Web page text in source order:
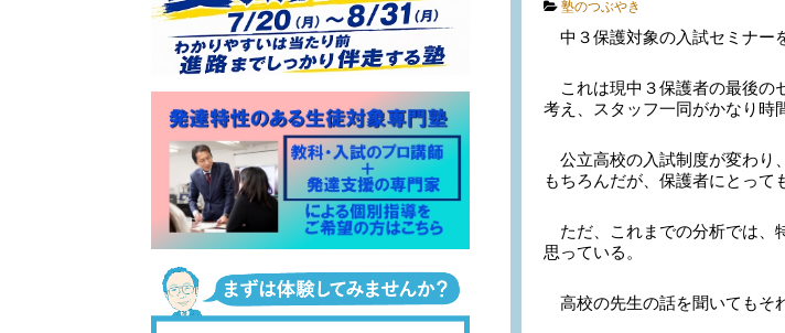
Categories:
塾のつぶやき
中３保護対象の入試セミナー
これは現中３保護者の最後の
考え、スタッフ一同がかなり時
公立高校の入試制度が変わり
もちろんだが、保護者にとって
ただ、これまでの分析では、
思っている。
高校の先生の話を聞いてもそ